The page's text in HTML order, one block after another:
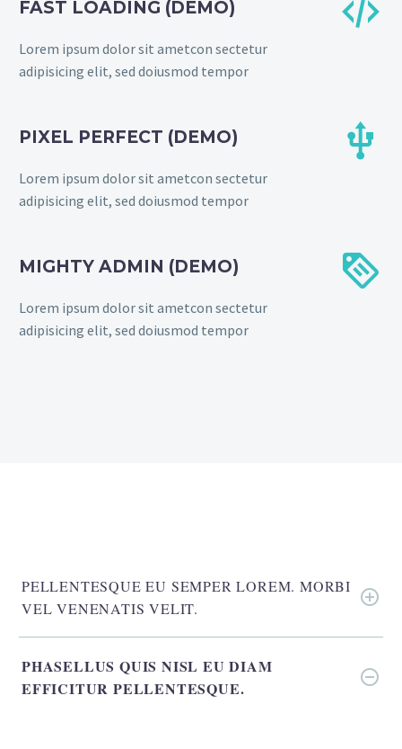
FAST LOADING (DEMO)
Lorem ipsum dolor sit ametcon sectetur
adipisicing elit, sed doiusmod tempor


PIXEL PERFECT (DEMO)
Lorem ipsum dolor sit ametcon sectetur
adipisicing elit, sed doiusmod tempor


MIGHTY ADMIN (DEMO)
Lorem ipsum dolor sit ametcon sectetur
adipisicing elit, sed doiusmod tempor


PELLENTESQUE EU SEMPER LOREM. MORBI
VEL VENENATIS VELIT.
PHASELLUS QUIS NISL EU DIAM
EFFICITUR PELLENTESQUE.